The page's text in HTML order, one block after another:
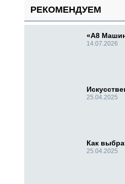
РЕКОМЕНДУЕМ
«А8
14.07.2026
25.04.2025
Как
25.04.2025